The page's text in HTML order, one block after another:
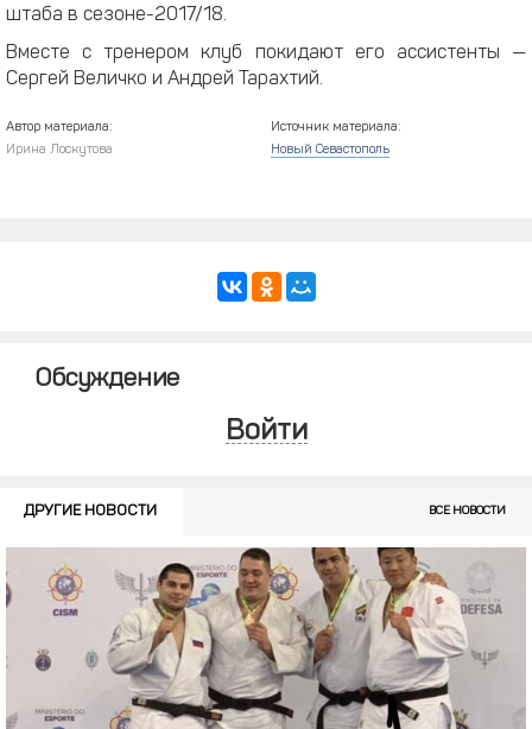
штаба в сезоне-2017/18.
Вместе с тренером клуб покидают его ассистенты —
Сергей Величко и Андрей Тарахтий.
Автор материала:
Ирина Лоскутова
Источник материала:
Новый Севастополь
Обсуждение
Войти
ДРУГИЕ НОВОСТИ ВСЕ НОВОСТИ